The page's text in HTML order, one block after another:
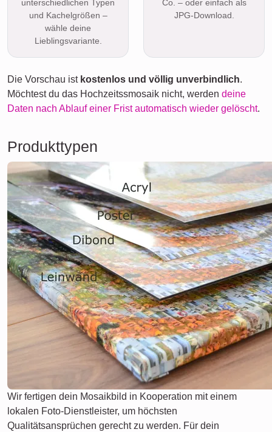
unterschiedlichen Typen
und Kachelgrößen –
wähle deine
Lieblingsvariante.
Co. – oder einfach als
JPG-Download.
Die Vorschau ist kostenlos und völlig unverbindlich.
Möchtest du das Hochzeitssmosaik nicht, werden deine
Daten nach Ablauf einer Frist automatisch wieder gelöscht.
Produkttypen
Wir fertigen dein Mosaikbild in Kooperation mit einem
lokalen Foto-Dienstleister, um höchsten
Qualitätsansprüchen gerecht zu werden. Für dein